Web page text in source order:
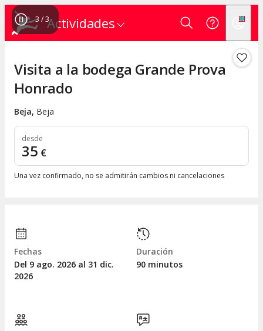
Actividades
3 /3
Visita a la bodega Grande Prova
Honrado
Beja, Beja
desde
35 €
Una vez confirmado, no se admitirán cambios ni cancelaciones
Fechas
Del 9 ago. 2026 al 31 dic.
2026
Duración
90 minutos